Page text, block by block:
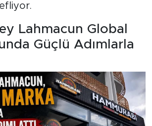
Lahmacun Global
Güçlü Adımlarla